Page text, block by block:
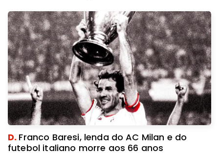
D. Franco Baresi, lenda do AC Milan e do
futebol italiano morre aos 66 anos